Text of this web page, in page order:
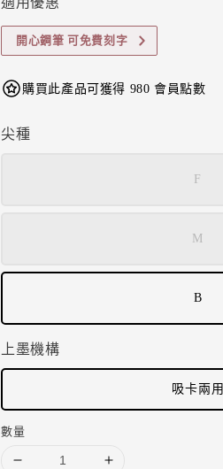
開心鋼筆 可免費刻字
購買此產品可獲得 980 會員點數
尖種
F
M
B
上墨機構
吸卡兩用
數量